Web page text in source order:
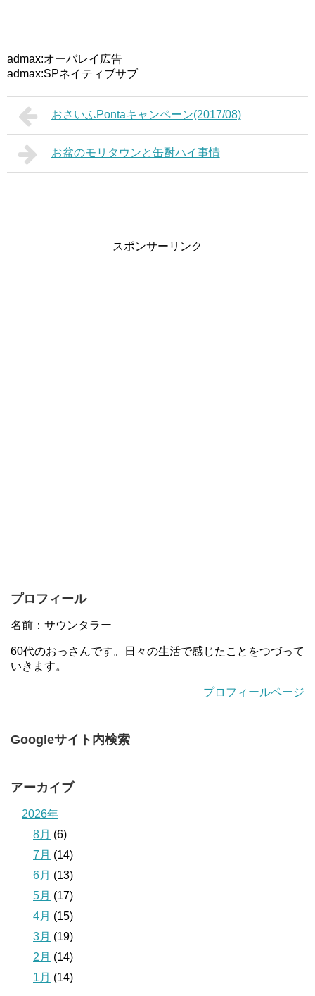
admax:オーバレイ広告
admax:SPネイティブサブ
おさいふPontaキャンペーン(2017/08)
お盆のモリタウンと缶酎ハイ事情
スポンサーリンク
プロフィール
名前：サウンタラー
60代のおっさんです。日々の生活で感じたことをつづって
いきます。
プロフィールページ
Googleサイト内検索
アーカイブ
2026年
8月 (6)
7月 (14)
6月 (13)
5月 (17)
4月 (15)
3月 (19)
2月 (14)
1月 (14)